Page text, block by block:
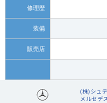
修理歴
装備
販売店
(株)シュ
メルセデ